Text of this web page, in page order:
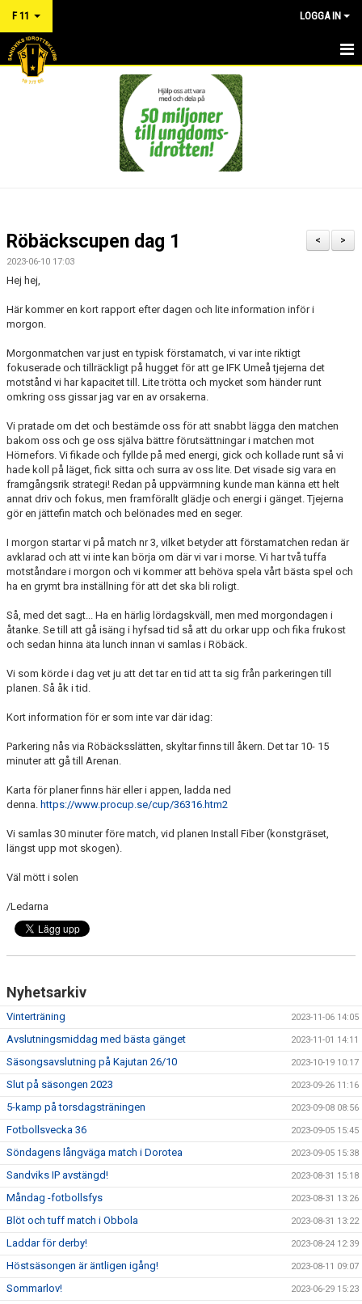
F 11 LOGGA IN
HEM
BILDGALLERI
DOKUMENT
RÅD OCH VÅRD FÖR IDROTTSSKADOR - FÖRSÄKRING
KONTAKT
>
<
Röbäckscupen dag 1
2023-06-10 17:03
Hej hej,
Här kommer en kort rapport efter dagen och lite information inför i
morgon.
Morgonmatchen var just en typisk förstamatch, vi var inte riktigt
fokuserade och tillräckligt på hugget för att ge IFK Umeå tjejerna det
motstånd vi har kapacitet till. Lite trötta och mycket som händer runt
omkring oss gissar jag var en av orsakerna.
Vi pratade om det och bestämde oss för att snabbt lägga den matchen
bakom oss och ge oss själva bättre förutsättningar i matchen mot
Hörnefors. Vi fikade och fyllde på med energi, gick och kollade runt så vi
hade koll på läget, fick sitta och surra av oss lite. Det visade sig vara en
framgångsrik strategi! Redan på uppvärmning kunde man känna ett helt
annat driv och fokus, men framförallt glädje och energi i gänget. Tjejerna
gör en jättefin match och belönades med en seger.
I morgon startar vi på match nr 3, vilket betyder att förstamatchen redan är
avklarad och att vi inte kan börja om där vi var i morse. Vi har två tuffa
motståndare i morgon och vi kommer att behöva spela vårt bästa spel och
ha en grymt bra inställning för att det ska bli roligt.
Så, med det sagt... Ha en härlig lördagskväll, men med morgondagen i
åtanke. Se till att gå isäng i hyfsad tid så att du orkar upp och fika frukost
och sedan hinna äta lunch innan vi samlas i Röbäck.
Vi som körde i dag vet ju att det tar en tid att ta sig från parkeringen till
planen. Så åk i tid.
Kort information för er som inte var där idag:
Parkering nås via Röbäcksslätten, skyltar finns till åkern. Det tar 10- 15
minuter att gå till Arenan.
Karta för planer finns här eller i appen, ladda ned
denna. https://www.procup.se/cup/36316.htm2
Vi samlas 30 minuter före match, vid planen Install Fiber (konstgräset,
längst upp mot skogen).
Väl mött i solen
/Ledarna
Nyhetsarkiv
Vinterträning 2023-11-06 14:05
Avslutningsmiddag med bästa gänget 2023-11-01 14:11
Säsongsavslutning på Kajutan 26/10 2023-10-19 10:17
Slut på säsongen 2023 2023-09-26 11:16
5-kamp på torsdagsträningen 2023-09-08 08:56
Fotbollsvecka 36 2023-09-05 15:45
Söndagens långväga match i Dorotea 2023-09-05 15:38
Sandviks IP avstängd! 2023-08-31 15:18
Måndag -fotbollsfys 2023-08-31 13:26
Blöt och tuff match i Obbola 2023-08-31 13:22
Laddar för derby! 2023-08-24 12:39
Höstsäsongen är äntligen igång! 2023-08-11 09:07
Sommarlov! 2023-06-29 15:23